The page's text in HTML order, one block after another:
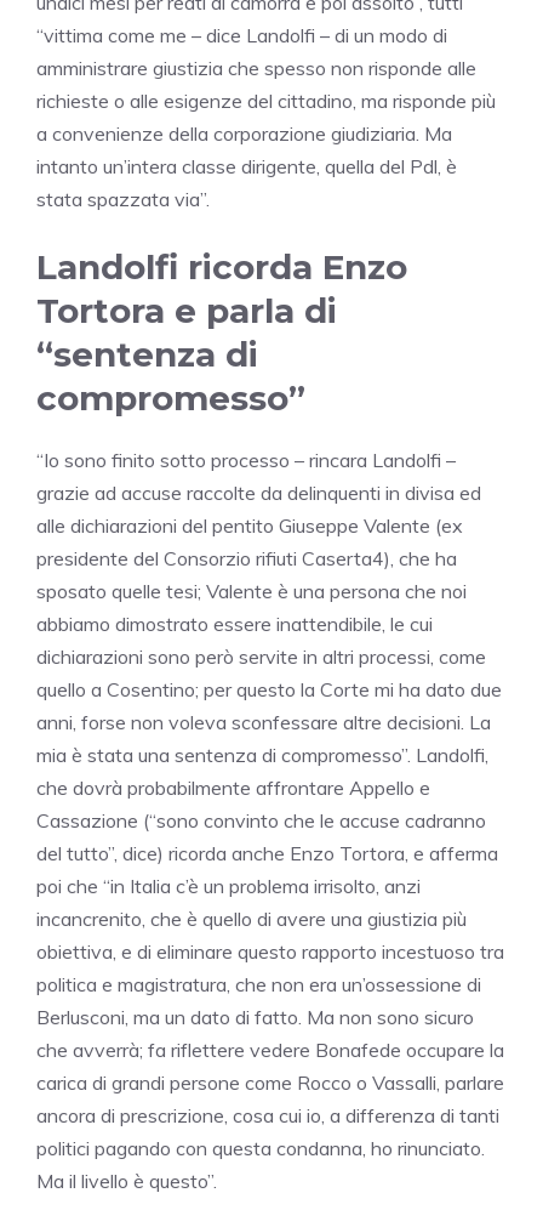
“vittima come me – dice Landolfi – di un modo di
amministrare giustizia che spesso non risponde alle
richieste o alle esigenze del cittadino, ma risponde più
a convenienze della corporazione giudiziaria. Ma
intanto un’intera classe dirigente, quella del Pdl, è
stata spazzata via”.
Landolfi ricorda Enzo
Tortora e parla di
“sentenza di
compromesso”
“Io sono finito sotto processo – rincara Landolfi –
grazie ad accuse raccolte da delinquenti in divisa ed
alle dichiarazioni del pentito Giuseppe Valente (ex
presidente del Consorzio rifiuti Caserta4), che ha
sposato quelle tesi; Valente è una persona che noi
abbiamo dimostrato essere inattendibile, le cui
dichiarazioni sono però servite in altri processi, come
quello a Cosentino; per questo la Corte mi ha dato due
anni, forse non voleva sconfessare altre decisioni. La
mia è stata una sentenza di compromesso”. Landolfi,
che dovrà probabilmente affrontare Appello e
Cassazione (“sono convinto che le accuse cadranno
del tutto”, dice) ricorda anche Enzo Tortora, e afferma
poi che “in Italia c’è un problema irrisolto, anzi
incancrenito, che è quello di avere una giustizia più
obiettiva, e di eliminare questo rapporto incestuoso tra
politica e magistratura, che non era un’ossessione di
Berlusconi, ma un dato di fatto. Ma non sono sicuro
che avverrà; fa riflettere vedere Bonafede occupare la
carica di grandi persone come Rocco o Vassalli, parlare
ancora di prescrizione, cosa cui io, a differenza di tanti
politici pagando con questa condanna, ho rinunciato.
Ma il livello è questo”.